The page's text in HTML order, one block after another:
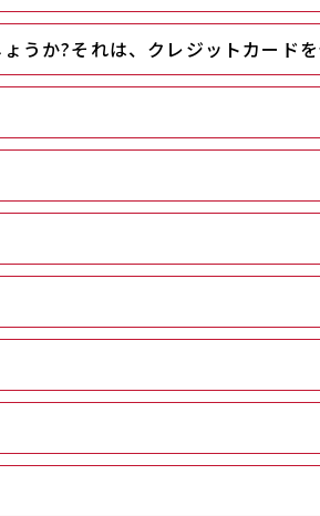
うか?それは、クレジットカード